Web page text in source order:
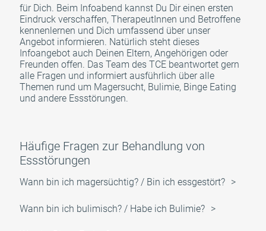
für Dich. Beim Infoabend kannst Du Dir einen ersten
Eindruck verschaffen, TherapeutInnen und Betroffene
kennenlernen und Dich umfassend über unser
Angebot informieren. Natürlich steht dieses
Infoangebot auch Deinen Eltern, Angehörigen oder
Freunden offen. Das Team des TCE beantwortet gern
alle Fragen und informiert ausführlich über alle
Themen rund um Magersucht, Bulimie, Binge Eating
und andere Essstörungen.
Häufige Fragen zur Behandlung von
Essstörungen
Wann bin ich magersüchtig? / Bin ich essgestört?
Wann bin ich bulimisch? / Habe ich Bulimie?